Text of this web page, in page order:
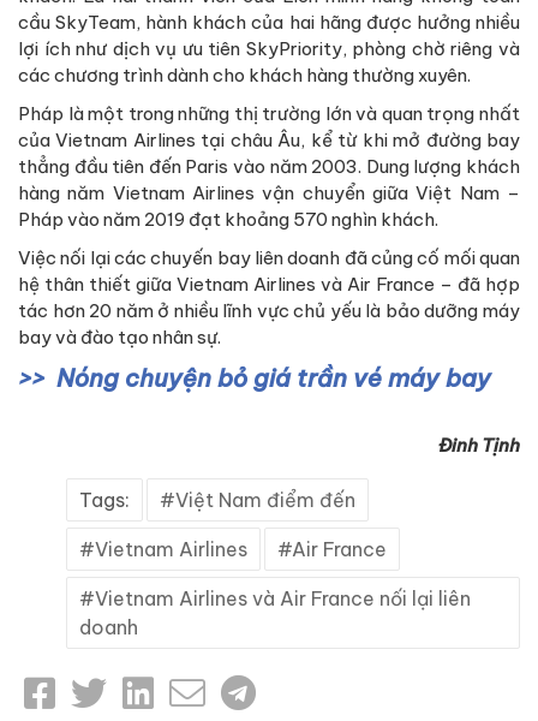
cầu SkyTeam, hành khách của hai hãng được hưởng nhiều
lợi ích như dịch vụ ưu tiên SkyPriority, phòng chờ riêng và
các chương trình dành cho khách hàng thường xuyên.
Pháp là một trong những thị trường lớn và quan trọng nhất
của Vietnam Airlines tại châu Âu, kể từ khi mở đường bay
thẳng đầu tiên đến Paris vào năm 2003. Dung lượng khách
hàng năm Vietnam Airlines vận chuyển giữa Việt Nam –
Pháp vào năm 2019 đạt khoảng 570 nghìn khách.
Việc nối lại các chuyến bay liên doanh đã củng cố mối quan
hệ thân thiết giữa Vietnam Airlines và Air France – đã hợp
tác hơn 20 năm ở nhiều lĩnh vực chủ yếu là bảo dưỡng máy
bay và đào tạo nhân sự.
Nóng chuyện bỏ giá trần vé máy bay
Đinh Tịnh
Tags: Việt Nam điểm đến
Vietnam Airlines Air France
Vietnam Airlines và Air France nối lại liên
doanh